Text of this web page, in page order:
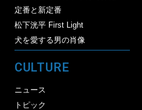
定番と新定番
松下洸平 First Light
犬を愛する男の肖像
CULTURE
ニュース
トピック